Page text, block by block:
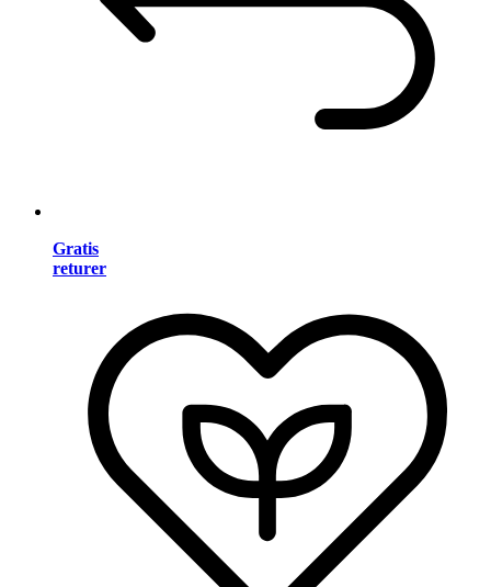
Gratis
returer